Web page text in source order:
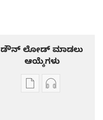
ಡೌನ್ ಲೋಡ್ ಮಾಡಲು
ಆಯ್ಕೆಗಳು
ಪ್ರಕಾಶನಆಡಿಯೋ